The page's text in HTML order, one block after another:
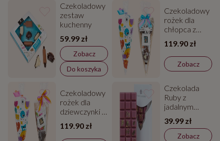
Czekoladowy
zestaw
kuchenny
59.99 zł
Zobacz
Do koszyka
Czekoladowy
rożek dla
chłopca z
zdjęciem
119.90 zł
Zobacz
Czekoladowy
rożek dla
dziewczynki z
zdjęciem
119.90 zł
Czekolada
Ruby z
jadalnym
39.99 zł
Zobacz